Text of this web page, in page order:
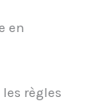
en
règles